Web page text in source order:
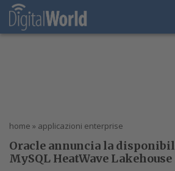
home » applicazioni enterprise
Oracle annuncia la
MySQL HeatWave Lakehouse